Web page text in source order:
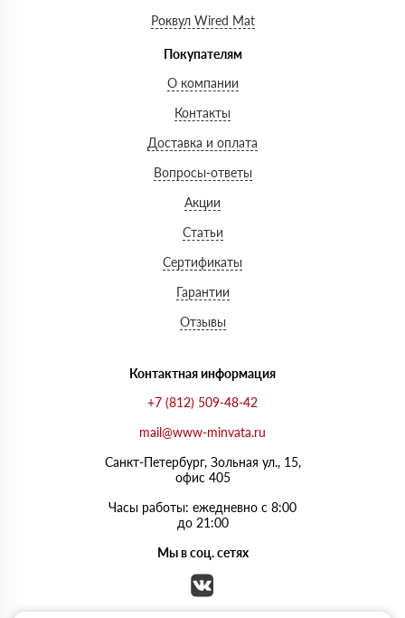
Роквул Wired Mat
Покупателям
О компании
Контакты
Доставка и оплата
Вопросы-ответы
Акции
Статьи
Сертификаты
Гарантии
Отзывы
Контактная информация
+7 (812) 509-48-42
mail@www-minvata.ru
Санкт-Петербург, Зольная ул., 15,
офис 405
Часы работы: ежедневно с 8:00
до 21:00
Мы в соц. сетях